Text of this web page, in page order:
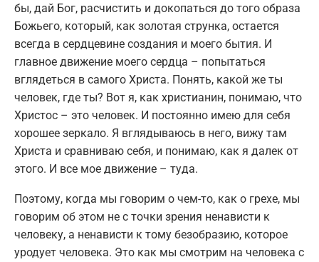
бы, дай Бог, расчистить и докопаться до того образа
Божьего, который, как золотая струнка, остается
всегда в сердцевине создания и моего бытия. И
главное движение моего сердца – попытаться
вглядеться в самого Христа. Понять, какой же ты
человек, где ты? Вот я, как христианин, понимаю, что
Христос – это человек. И постоянно имею для себя
хорошее зеркало. Я вглядываюсь в него, вижу там
Христа и сравниваю себя, и понимаю, как я далек от
этого. И все мое движение – туда.
Поэтому, когда мы говорим о чем-то, как о грехе, мы
говорим об этом не с точки зрения ненависти к
человеку, а ненависти к тому безобразию, которое
уродует человека. Это как мы смотрим на человека с